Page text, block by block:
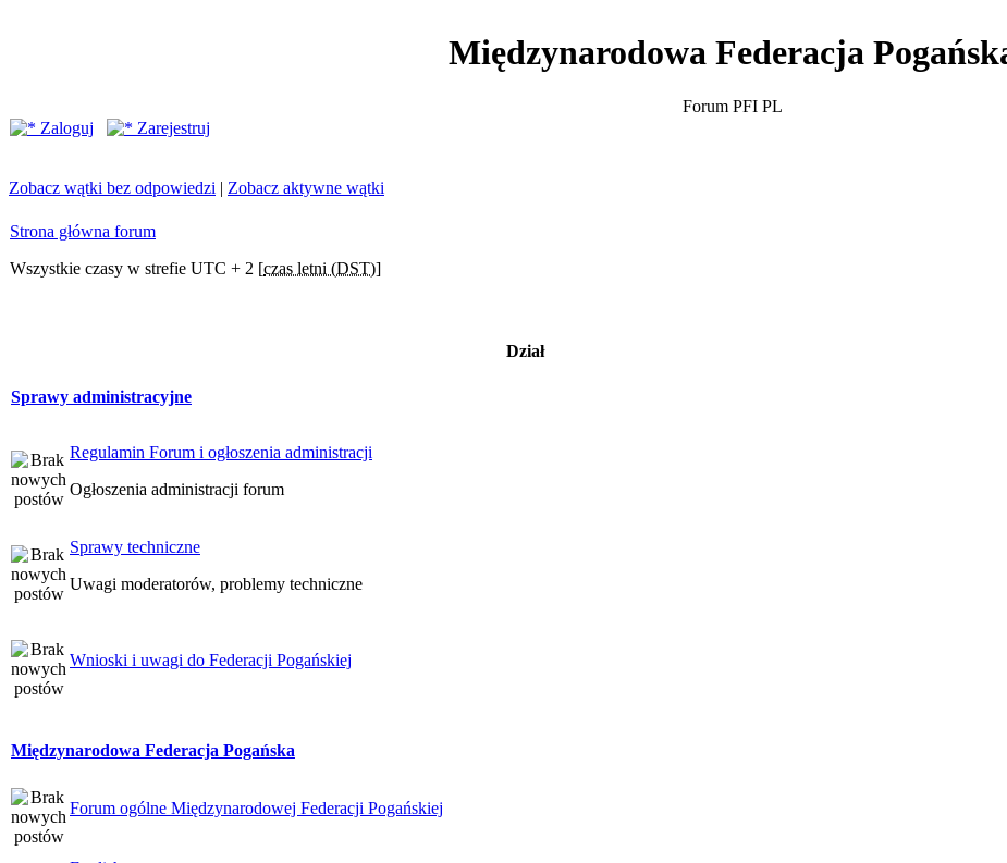
Międzynarodowa Federacja
Forum PFI PL
Zaloguj
Zarejestruj
Zobacz wątki bez odpowiedzi | Zobacz aktywne wątki
Strona główna forum
Wszystkie czasy w strefie UTC + 2 [czas letni (DST)]
Dział
Sprawy administracyjne
Regulamin Forum i ogłoszenia administracji
Ogłoszenia administracji forum
Sprawy techniczne
Uwagi moderatorów, problemy techniczne
Wnioski i uwagi do Federacji Pogańskiej
Międzynarodowa Federacja Pogańska
Forum ogólne Międzynarodowej Federacji Pogańskiej